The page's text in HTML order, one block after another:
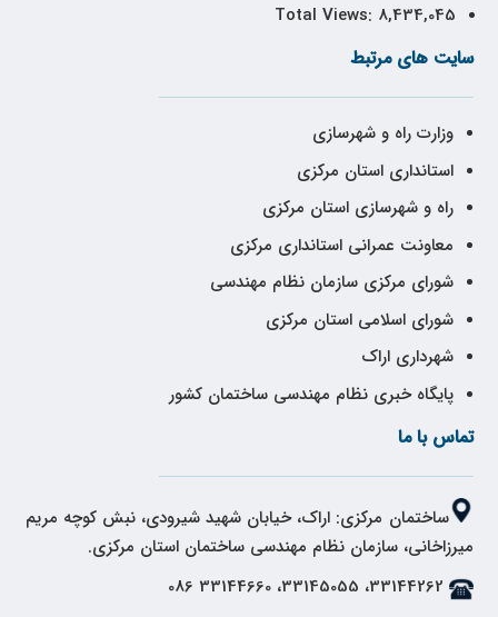
Total Views: 8,434,045
سایت های مرتبط
وزارت راه و شهرسازی
استانداری استان مرکزی
راه و شهرسازی استان مرکزی
معاونت عمرانی استانداری مرکزی
شورای مرکزی سازمان نظام مهندسی
شورای اسلامی استان مرکزی
شهرداری اراک
پایگاه خبری نظام مهندسی ساختمان کشور
تماس با ما
ساختمان مرکزی: اراک، خیابان شهید شیرودی، نبش کوچه مریم
میرزاخانی، سازمان نظام مهندسی ساختمان استان مرکزی.
33144262، 33145055، 33144660 086